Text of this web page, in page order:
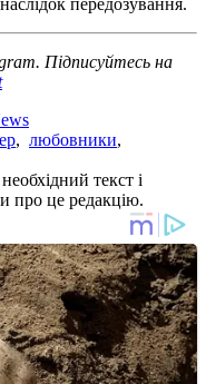
Підписуйтесь на
, любовники,
текст і
про це редакцію.